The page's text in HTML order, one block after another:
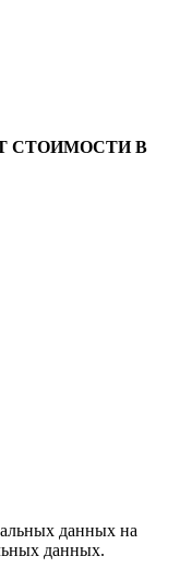
СТОИМОСТИ В
данных на
данных.